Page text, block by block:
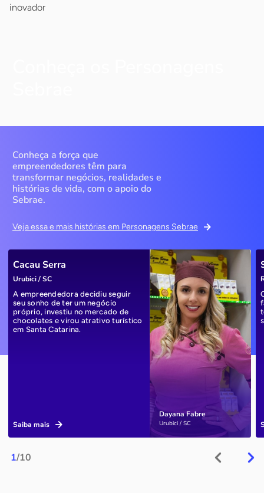
inovador
Conheça a força que
empreendedores têm para
transformar negócios, realidades e
histórias de vida, com o apoio do
Sebrae.
Veja essa e mais histórias em Personagens Sebrae
1/10
Dayana Fabre
Urubici / SC
Cacau Serra
Urubici / SC
A empreendedora decidiu seguir
seu sonho de ter um negócio
próprio, investiu no mercado de
chocolates e virou atrativo turístico
em Santa Catarina.
Saiba mais